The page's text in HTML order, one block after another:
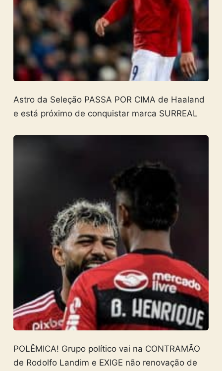
Astro da Seleção PASSA POR CIMA de Haaland
e está próximo de conquistar marca SURREAL
POLÊMICA! Grupo político vai na CONTRAMÃO
de Rodolfo Landim e EXIGE não renovação de